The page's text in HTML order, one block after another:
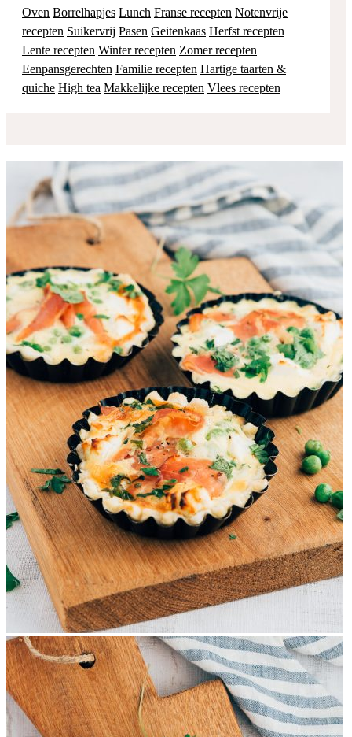
Oven Borrelhapjes Lunch Franse recepten Notenvrije
recepten Suikervrij Pasen Geitenkaas Herfst recepten
Lente recepten Winter recepten Zomer recepten
Eenpansgerechten Familie recepten Hartige taarten &
quiche High tea Makkelijke recepten Vlees recepten